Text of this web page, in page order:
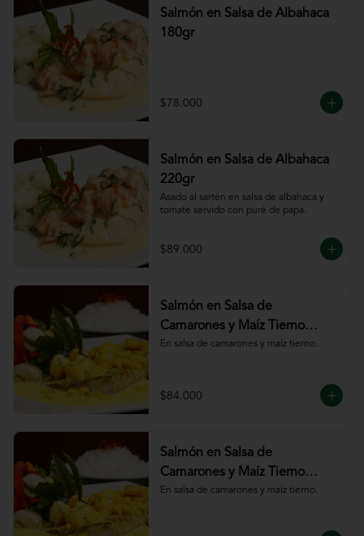
Salmón en Salsa de Albahaca
180gr
$78.000
Salmón en Salsa de Albahaca
220gr
Asado al sartén en salsa de albahaca y
tomate servido con puré de papa.
$89.000
Salmón en Salsa de
Camarones y Maíz Tierno
180gr
En salsa de camarones y maíz tierno.
$84.000
Salmón en Salsa de
Camarones y Maíz Tierno
220gr
En salsa de camarones y maíz tierno.